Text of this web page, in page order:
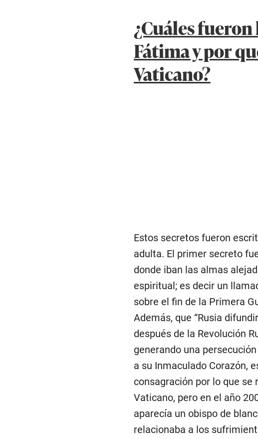
¿Cuáles
Fátima y por
Vaticano?
Estos secretos fueron
adulta. El primer secreto
donde iban las almas
espiritual; es decir un
sobre el fin de la Primera
Además, que “Rusia
después de la Revolución
generando una
a su Inmaculado Corazón,
consagración por lo que
Vaticano, pero en el año
aparecía un obispo de
relacionaba a los